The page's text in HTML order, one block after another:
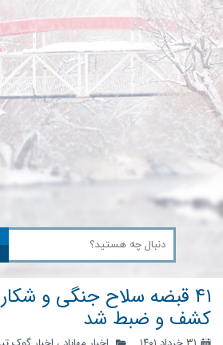
۴۱ قبضه سلاح جنگی و
کشف و ضبط شد